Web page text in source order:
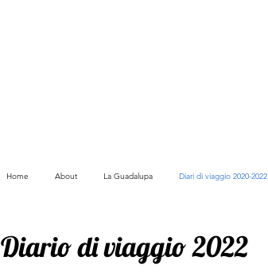
Home About La Guadalupa Diari di viaggio 2020-2022
Diario di viaggio 2022